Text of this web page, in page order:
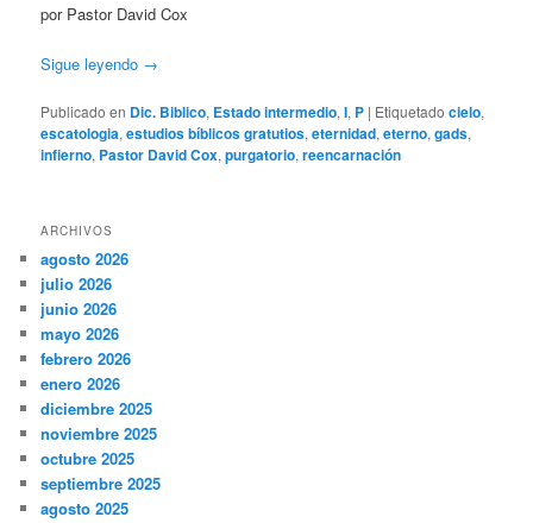
por Pastor David Cox
Sigue leyendo →
Publicado en Dic. Biblico, Estado intermedio,I, P | Etiquetado cielo,
escatologia,estudios bíblicos gratutios,eternidad,eterno,gads,
infierno, Pastor David Cox,purgatorio,reencarnación
ARCHIVOS
agosto 2026
julio 2026
junio 2026
mayo 2026
febrero 2026
enero 2026
diciembre 2025
noviembre 2025
octubre 2025
septiembre 2025
agosto 2025